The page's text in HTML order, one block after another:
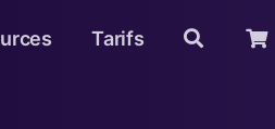
Tarifs